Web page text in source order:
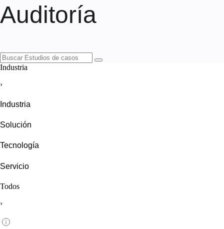
Auditoría
Industria
›
Industria
Solución
Tecnología
Servicio
Todos
›